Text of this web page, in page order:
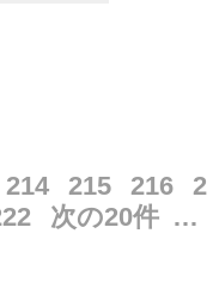
214 215 216
2
次の20件 …